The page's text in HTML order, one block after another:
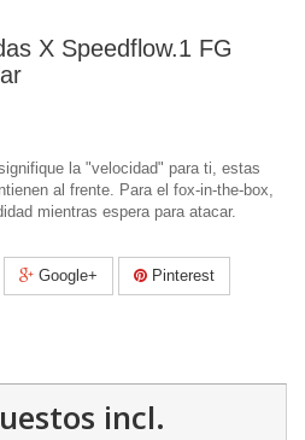
X Speedflow.1 FG
la "velocidad" para ti, estas
al frente. Para el fox-in-the-box,
mientras espera para atacar.
Google+ Pinterest
incl.